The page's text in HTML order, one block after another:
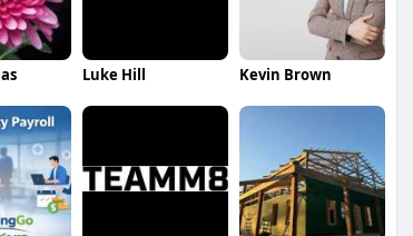
Luke Hill Kevin Brown